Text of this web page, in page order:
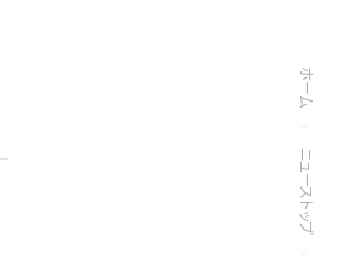
ホーム
ニューストップ